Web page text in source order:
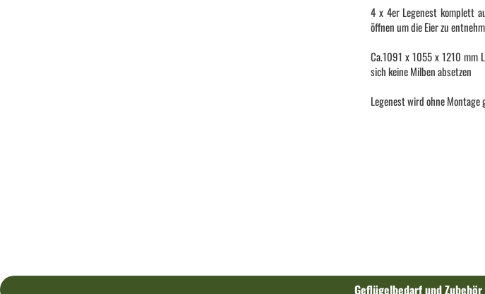
4 x 4er Legenest komplett
öffnen um die Eier zu
Ca.1091 x 1055 x 1210 mm
sich keine Milben absetzen
Legenest wird ohne Montage
Geflügelbedarf und